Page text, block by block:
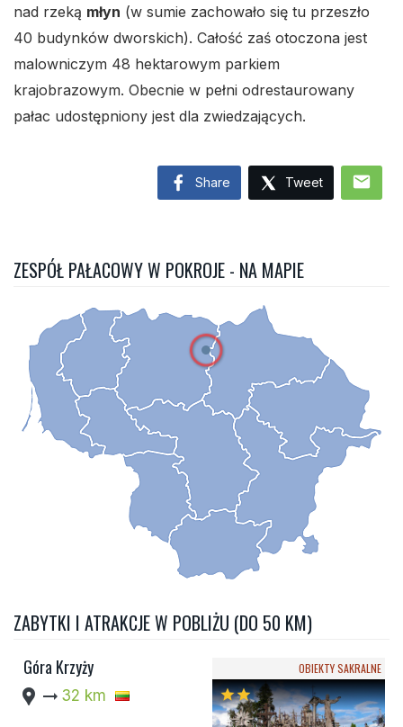
nad rzeką młyn (w sumie zachowało się tu przeszło
40 budynków dworskich). Całość zaś otoczona jest
malowniczym 48 hektarowym parkiem
krajobrazowym. Obecnie w pełni odrestaurowany
pałac udostępniony jest dla zwiedzających.
Share Tweet mail
ZESPÓŁ PAŁACOWY W POKROJE - NA MAPIE
ZABYTKI I ATRAKCJE W POBLIŻU (DO 50 KM)
Góra Krzyży
location_pin arrow_right_alt 32 km
OBIEKTY SAKRALNE
starstar